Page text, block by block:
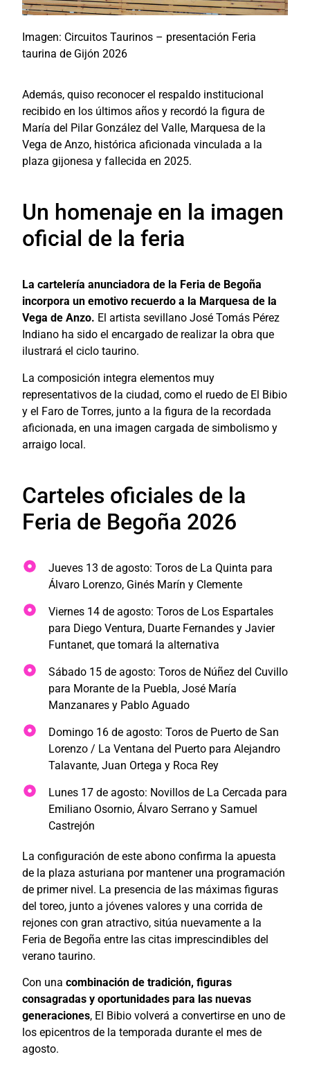
Imagen: Circuitos Taurinos – presentación Feria
taurina de Gijón 2026
Además, quiso reconocer el respaldo institucional
recibido en los últimos años y recordó la figura de
María del Pilar González del Valle, Marquesa de la
Vega de Anzo, histórica aficionada vinculada a la
plaza gijonesa y fallecida en 2025.
Un homenaje en la imagen
oficial de la feria
La cartelería anunciadora de la Feria de Begoña
incorpora un emotivo recuerdo a la Marquesa de la
Vega de Anzo. El artista sevillano José Tomás Pérez
Indiano ha sido el encargado de realizar la obra que
ilustrará el ciclo taurino.
La composición integra elementos muy
representativos de la ciudad, como el ruedo de El Bibio
y el Faro de Torres, junto a la figura de la recordada
aficionada, en una imagen cargada de simbolismo y
arraigo local.
Carteles oficiales de la
Feria de Begoña 2026
Jueves 13 de agosto: Toros de La Quinta para
Álvaro Lorenzo, Ginés Marín y Clemente
Viernes 14 de agosto: Toros de Los Espartales
para Diego Ventura, Duarte Fernandes y Javier
Funtanet, que tomará la alternativa
Sábado 15 de agosto: Toros de Núñez del Cuvillo
para Morante de la Puebla, José María
Manzanares y Pablo Aguado
Domingo 16 de agosto: Toros de Puerto de San
Lorenzo / La Ventana del Puerto para Alejandro
Talavante, Juan Ortega y Roca Rey
Lunes 17 de agosto: Novillos de La Cercada para
Emiliano Osornio, Álvaro Serrano y Samuel
Castrejón
La configuración de este abono confirma la apuesta
de la plaza asturiana por mantener una programación
de primer nivel. La presencia de las máximas figuras
del toreo, junto a jóvenes valores y una corrida de
rejones con gran atractivo, sitúa nuevamente a la
Feria de Begoña entre las citas imprescindibles del
verano taurino.
Con una combinación de tradición, figuras
consagradas y oportunidades para las nuevas
generaciones, El Bibio volverá a convertirse en uno de
los epicentros de la temporada durante el mes de
agosto.